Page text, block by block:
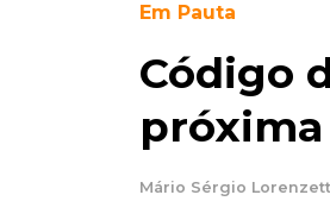
Em Pauta
Código
Mário Sérgio